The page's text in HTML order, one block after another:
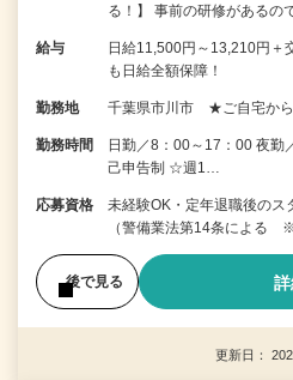
る！】 事前の研修があるの
給与
日給11,500円～13,210円
も日給全額保障！
勤務地 千葉県市川市 ★ご自宅から
勤務時間
日勤／8：00～17：00 夜
己申告制 ☆週1…
応募資格
未経験OK・定年退職後のス
（警備業法第14条による ※
後で見る
更新日：